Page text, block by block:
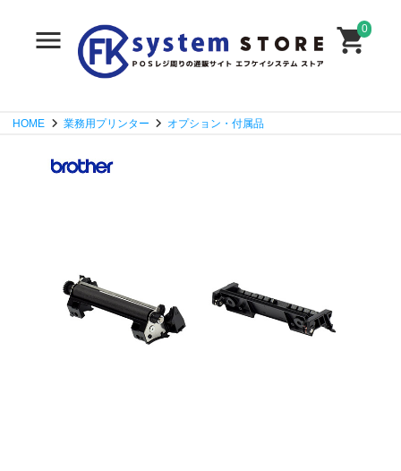
0
HOME 業務用プリンター オプション・付属品